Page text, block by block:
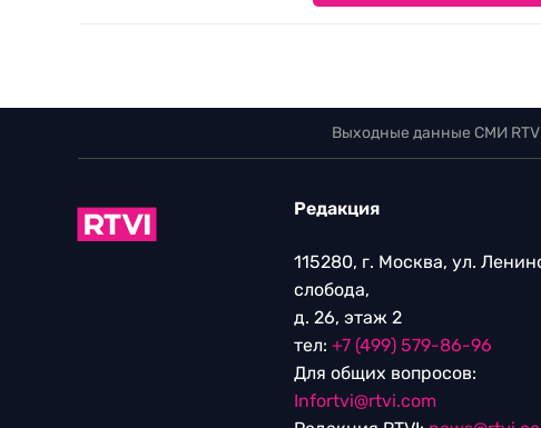
Выходные данные СМИ
Редакция
115280, г. Москва, ул.
слобода,
д. 26, этаж 2
тел: +7 (499) 579-86-96
Для общих вопросов:
Infortvi@rtvi.com